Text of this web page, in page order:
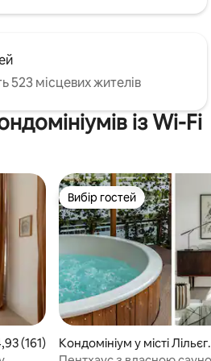
523 місцевих жителів
із Wi-Fi
оцінка: 4,93 з 5, відгуки: 161
(161)
Вибір гостей
Вибір гостей
Кондомініум у місті